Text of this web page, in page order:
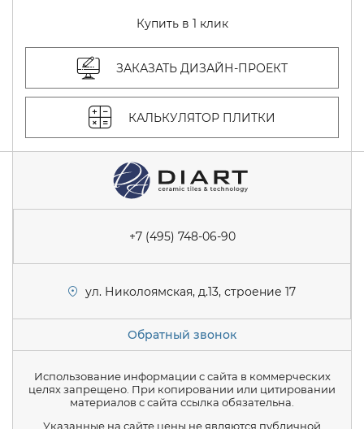
Купить в 1 клик
ЗАКАЗАТЬ ДИЗАЙН-ПРОЕКТ
КАЛЬКУЛЯТОР ПЛИТКИ
+7 (495) 748-06-90
ул. Николоямская, д.13, строение 17
Обратный звонок
Использование информации с сайта в коммерческих
целях запрещено. При копировании или цитировании
материалов с сайта ссылка обязательна.
Указанные на сайте цены не являются публичной